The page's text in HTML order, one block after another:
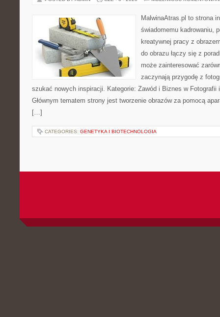
MalwinaAtras.pl to strona
świadomemu kadrowaniu,
kreatywnej pracy z
do obrazu łączy się z
może zainteresować
zaczynają przygodę z
szukać nowych inspiracji. Kategorie: Zawód i Biznes w Fotografii
Głównym tematem strony jest tworzenie obrazów za pomocą
[…]
CATEGORIES: GENETYKA I BIOTECHNOLOGIA